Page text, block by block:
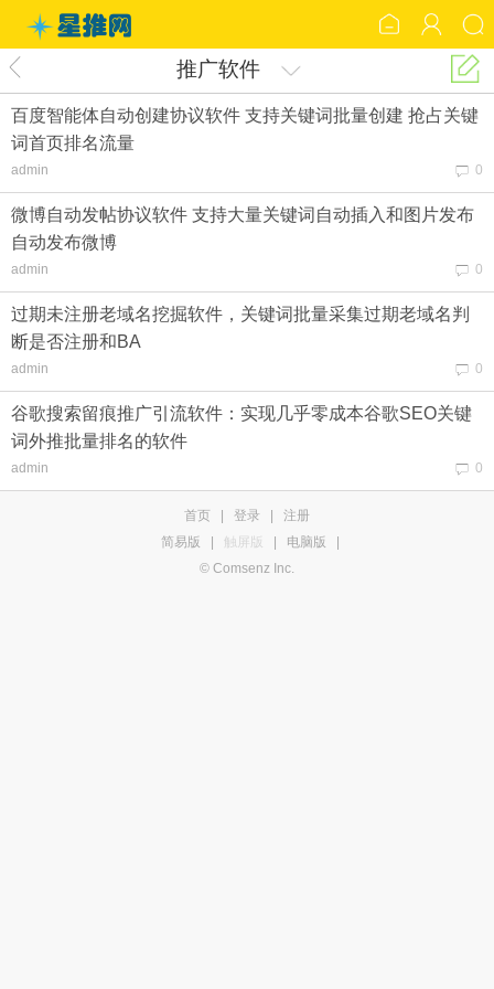
推广软件
0
百度智能体自动创建协议软件 支持关键词批量创建 抢占关键
词首页排名流量
admin
0
微博自动发帖协议软件 支持大量关键词自动插入和图片发布
自动发布微博
admin
0
过期未注册老域名挖掘软件，关键词批量采集过期老域名判
断是否注册和BA
admin
0
谷歌搜索留痕推广引流软件：实现几乎零成本谷歌SEO关键
词外推批量排名的软件
admin
首页 登录
注册
简易版
触屏版 电脑版
© Comsenz Inc.